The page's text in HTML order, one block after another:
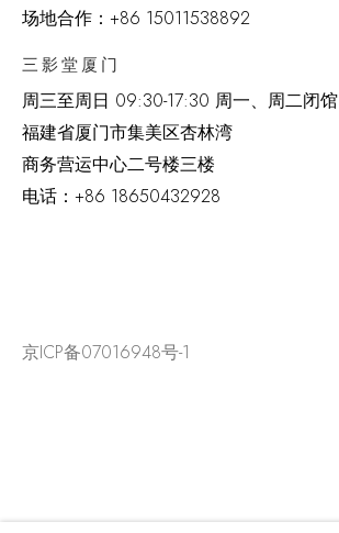
场地合作：+86 15011538892
三影堂厦门
周三至周日 09:30-17:30 周一、周二闭馆
福建省厦门市集美区杏林湾
商务营运中心二号楼三楼
电话： +86 18650432928
京ICP备07016948号-1